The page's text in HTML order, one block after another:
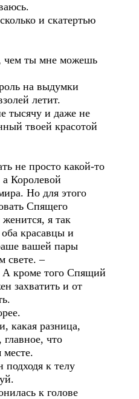
и скатертью
чем ты мне можешь
на выдумки
летит.
тысячу и даже не
твоей красотой
не просто какой-то
Королевой
Но для этого
Спящего
я так
красавцы и
вашей пары
свете. –
А кроме того Спящий
захватить и от
какая разница,
что
подходя к телу
к голове